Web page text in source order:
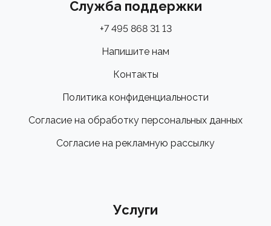
Служба поддержки
+7 495 868 31 13
Напишите нам
Контакты
Политика конфиденциальности
Согласие на обработку персональных данных
Согласие на рекламную рассылку
Услуги